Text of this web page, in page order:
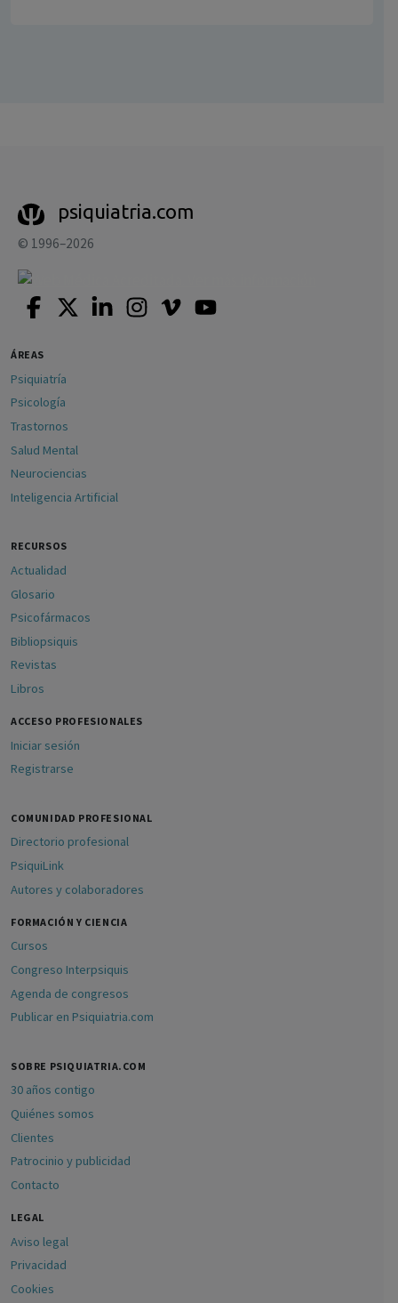
psiquiatria.com
© 1996–2026
ÁREAS
Psiquiatría
Psicología
Trastornos
Salud Mental
Neurociencias
Inteligencia Artificial
RECURSOS
Actualidad
Glosario
Psicofármacos
Bibliopsiquis
Revistas
Libros
ACCESO PROFESIONALES
Iniciar sesión
Registrarse
COMUNIDAD PROFESIONAL
Directorio profesional
PsiquiLink
Autores y colaboradores
FORMACIÓN Y CIENCIA
Cursos
Congreso Interpsiquis
Agenda de congresos
Publicar en Psiquiatria.com
SOBRE PSIQUIATRIA.COM
30 años contigo
Quiénes somos
Clientes
Patrocinio y publicidad
Contacto
LEGAL
Aviso legal
Privacidad
Cookies